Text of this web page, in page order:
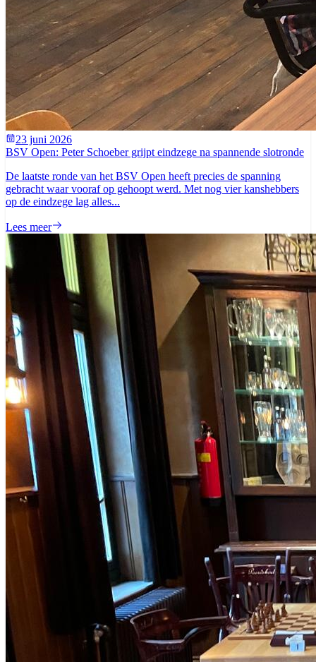
23 juni 2026
BSV Open: Peter Schoeber grijpt eindzege na spannende slotronde
De laatste ronde van het BSV Open heeft precies de spanning
gebracht waar vooraf op gehoopt werd. Met nog vier kanshebbers
op de eindzege lag alles...
Lees meer